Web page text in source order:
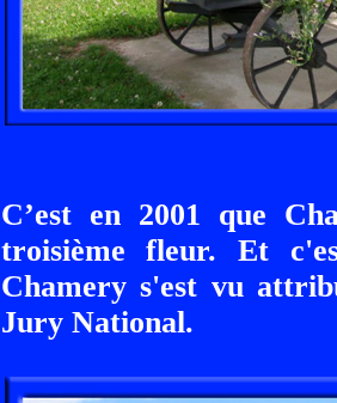
C’est en 2001 que
troisième fleur. Et
Chamery s'est vu
Jury National.